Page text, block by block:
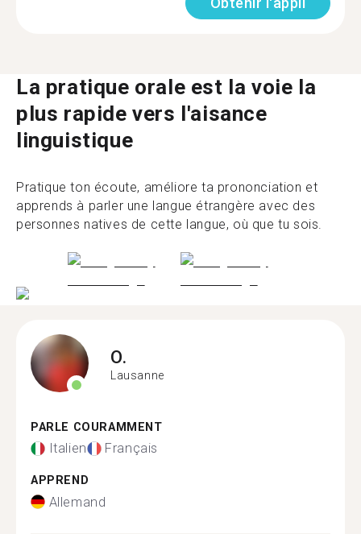
La pratique orale est la voie la
plus rapide vers l'aisance
linguistique
Pratique ton écoute, améliore ta prononciation et
apprends à parler une langue étrangère avec des
personnes natives de cette langue, où que tu sois.
O.
Lausanne
PARLE COURAMMENT
Italien Français
APPREND
Allemand